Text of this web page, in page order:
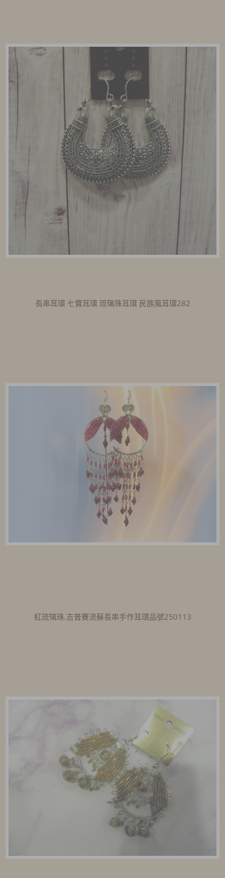
長串耳環 七寶耳環 琉璃珠耳環 民族風耳環282
紅琉璃珠.吉普賽流蘇長串手作耳環品號250113